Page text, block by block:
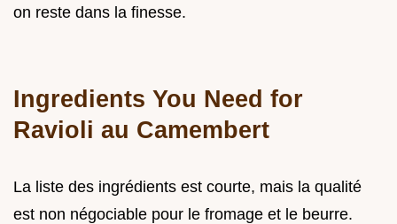
on reste dans la finesse.
Ingredients You Need for
Ravioli au Camembert
La liste des ingrédients est courte, mais la qualité
est non négociable pour le fromage et le beurre.